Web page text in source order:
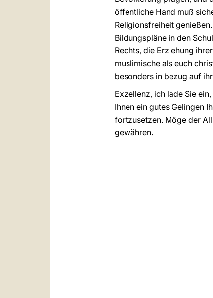
öffentliche Hand muß
Religionsfreiheit
Bildungspläne in den
Rechts, die Erziehung
muslimische als euch
besonders in bezug auf
Exzellenz, ich lade Sie
Ihnen ein gutes Gelingen
fortzusetzen. Möge der
gewähren.